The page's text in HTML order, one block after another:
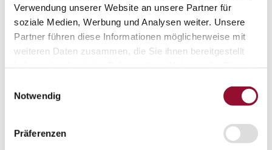
Verwendung unserer Website an unsere Partner für
soziale Medien, Werbung und Analysen weiter. Unsere
Partner führen diese Informationen möglicherweise mit
weiteren Daten zusammen, die Sie ihnen bereitgestellt
Notwendig
Präferenzen
Standorte
Netzwerke